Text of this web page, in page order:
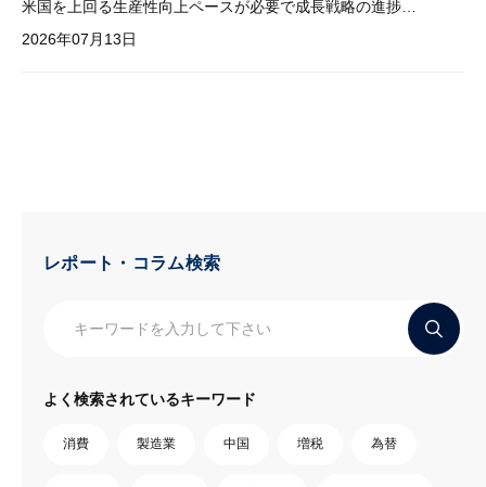
米国を上回る生産性向上ペースが必要で成長戦略の進捗管理も課題
2026年07月13日
レポート・コラム検索
よく検索されているキーワード
消費 製造業 中国 増税 為替